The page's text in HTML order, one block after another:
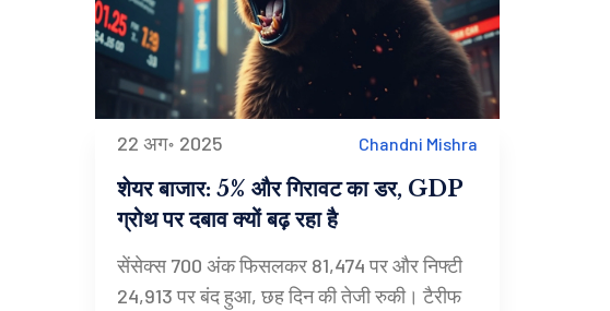
22 अग॰ 2025 Chandni Mishra
शेयर बाजार: 5% और गिरावट का डर, GDP
ग्रोथ पर दबाव क्यों बढ़ रहा है
सेंसेक्स 700 अंक फिसलकर 81,474 पर और निफ्टी
24,913 पर बंद हुआ, छह दिन की तेजी रुकी। टैरीफ